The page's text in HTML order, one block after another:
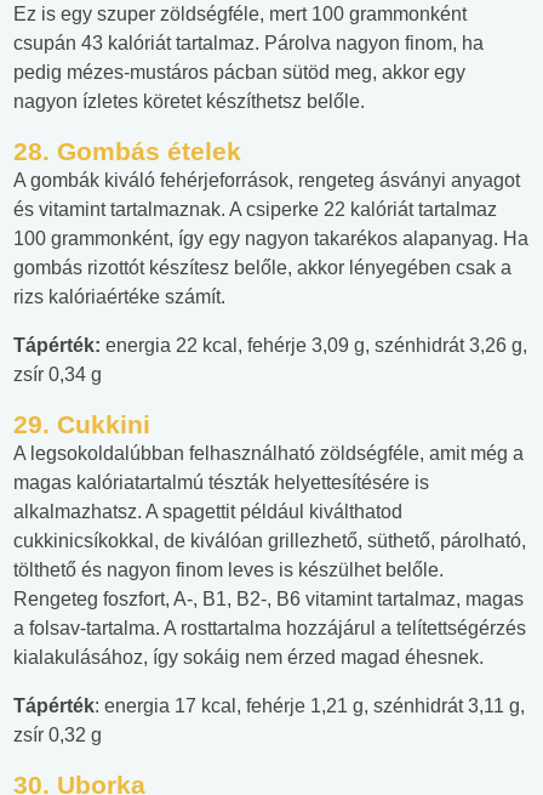
Ez is egy szuper zöldségféle, mert 100 grammonként
csupán 43 kalóriát tartalmaz. Párolva nagyon finom, ha
pedig mézes-mustáros pácban sütöd meg, akkor egy
nagyon ízletes köretet készíthetsz belőle.
28. Gombás ételek
A gombák kiváló fehérjeforrások, rengeteg ásványi anyagot
és vitamint tartalmaznak. A csiperke 22 kalóriát tartalmaz
100 grammonként, így egy nagyon takarékos alapanyag. Ha
gombás rizottót készítesz belőle, akkor lényegében csak a
rizs kalóriaértéke számít.
Tápérték: energia 22 kcal, fehérje 3,09 g, szénhidrát 3,26 g,
zsír 0,34 g
29. Cukkini
A legsokoldalúbban felhasználható zöldségféle, amit még a
magas kalóriatartalmú tészták helyettesítésére is
alkalmazhatsz. A spagettit például kiválthatod
cukkinicsíkokkal, de kiválóan grillezhető, süthető, párolható,
tölthető és nagyon finom leves is készülhet belőle.
Rengeteg foszfort, A-, B1, B2-, B6 vitamint tartalmaz, magas
a folsav-tartalma. A rosttartalma hozzájárul a telítettségérzés
kialakulásához, így sokáig nem érzed magad éhesnek.
Tápérték: energia 17 kcal, fehérje 1,21 g, szénhidrát 3,11 g,
zsír 0,32 g
30. Uborka